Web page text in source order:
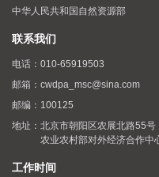
中华人民共和国自然资源部
联系我们
电话： 010-65919503
邮箱： cwdpa_msc@sina.com
邮编： 100125
地址： 北京市朝阳区农展北路55号
农业农村部对外经济合作中
工作时间